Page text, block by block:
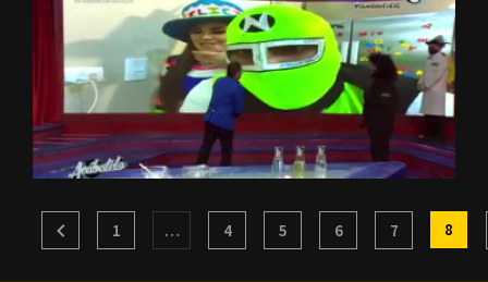
1 … 4 5 6 7 8